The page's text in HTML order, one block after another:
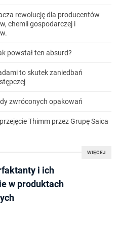
rewolucję dla producentów
chemii gospodarczej i
powstał ten absurd?
to skutek zaniedbań
zwróconych opakowań
Thimm przez Grupę Saica
WIĘCEJ
i ich
w produktach